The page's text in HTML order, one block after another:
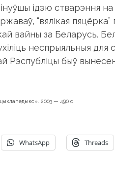
ідэю стварэння
“вялікая
вайны за Беларусь.
неспрыяльныя
Рэспубліцы быў
2003.— 490 с.
WhatsApp Threads